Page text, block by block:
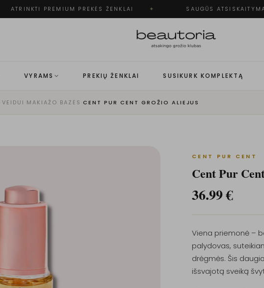
ATRINKTI PREMIUM PREKĖS ŽENKLAI SAUGŪS ATSISKAITYMAI
VYRAMS PREKIŲ ŽENKLAI SUSIKURK KOMPLEKTĄ
·VEIDUI ·MAKIAŽO BAZĖS ·CENT PUR CENT GROŽIO ALIEJUS
CENT PUR CENT
Cent Pur
36.99€
Viena priemonė –
palydovas,
drėgmės. Šis
išsvajotą sveiką